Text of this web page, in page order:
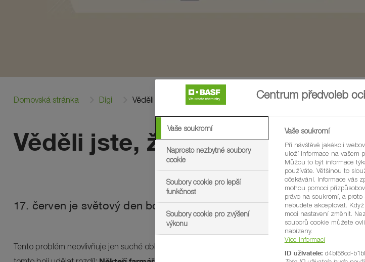
Domovská stránka Digi Věděli jste to?
Věděli jste, že vlna též
17. červen je světový den boje proti rozšiřování pouští a sucha
Tento problém neovlivňuje jen suché oblasti, ale i části Evropy. I to nejmenší úsilí může v
Centrum předvoleb
Vaše soukromí
Naprosto nezbytné soubory
cookie
Soubory cookie pro lepší
funkčnost
Soubory cookie pro zvýšení
výkonu
Vaše soukromí
Při návštěvě jakékoli
uloží informace na vašem
Můžou to být informace
používáte. Většinou to
očekávání. Informace vás
mohou pomoci
právo na soukromí, a
nebudete akceptovat.
moci nastavení změnit.
souborů cookie můžete
nabízeny.
Více informací
ID uživatele: d4bf58cd-